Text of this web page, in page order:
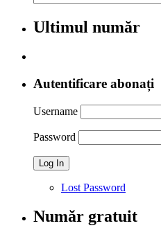
după:
Ultimul număr
Autentificare abonați
Username
Password
Lost Password
Număr gratuit